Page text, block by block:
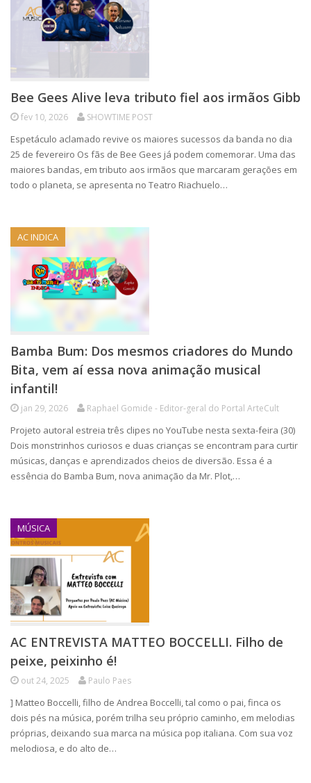
Bee Gees Alive leva tributo fiel aos irmãos Gibb
fev 10, 2026 SHOWTIME POST
Espetáculo aclamado revive os maiores sucessos da banda no dia
25 de fevereiro Os fãs de Bee Gees já podem comemorar. Uma das
maiores bandas, em tributo aos irmãos que marcaram gerações em
todo o planeta, se apresenta no Teatro Riachuelo…
AC INDICA
Bamba Bum: Dos mesmos criadores do Mundo
Bita, vem aí essa nova animação musical
infantil!
jan 29, 2026 Raphael Gomide - Editor-geral do Portal ArteCult
Projeto autoral estreia três clipes no YouTube nesta sexta-feira (30)
Dois monstrinhos curiosos e duas crianças se encontram para curtir
músicas, danças e aprendizados cheios de diversão. Essa é a
essência do Bamba Bum, nova animação da Mr. Plot,…
MÚSICA
AC ENTREVISTA MATTEO BOCCELLI. Filho de
peixe, peixinho é!
out 24, 2025 Paulo Paes
] Matteo Boccelli, filho de Andrea Boccelli, tal como o pai, finca os
dois pés na música, porém trilha seu próprio caminho, em melodias
próprias, deixando sua marca na música pop italiana. Com sua voz
melodiosa, e do alto de…